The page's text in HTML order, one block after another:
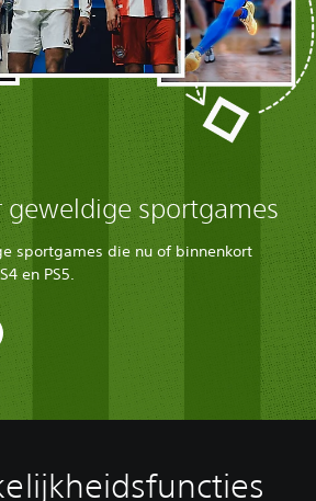
geweldige sportgames
sportgames die nu of binnenkort
en PS5.